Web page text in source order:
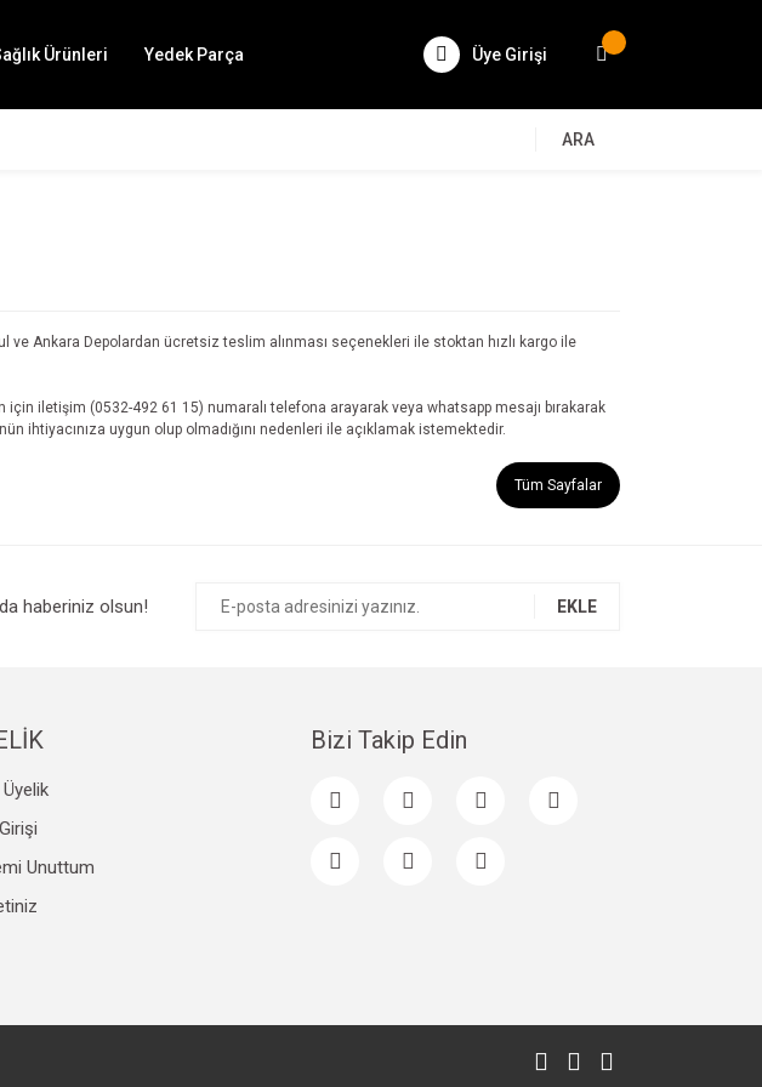
Ürünleri Yedek Parça Üye Girişi
ARA
Ankara Depolardan ücretsiz teslim alınması seçenekleri ile stoktan hızlı kargo ile
için iletişim (0532-492 61 15) numaralı telefona arayarak veya whatsapp mesajı bırakarak
ihtiyacınıza uygun olup olmadığını nedenleri ile açıklamak istemektedir.
Tüm Sayfalar
haberiniz olsun! EKLE
Unuttum
Bizi Takip Edin